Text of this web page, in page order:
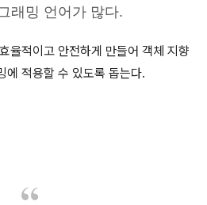
래밍 언어가 많다.
율적이고 안전하게 만들어 객체 지향
에 적용할 수 있도록 돕는다.